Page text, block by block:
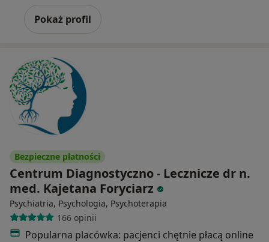
Pokaż profil
Bezpieczne płatności
Centrum Diagnostyczno - Lecznicze dr n.
med. Kajetana Foryciarz
Psychiatria, Psychologia, Psychoterapia
166 opinii
Popularna placówka: pacjenci chętnie płacą online